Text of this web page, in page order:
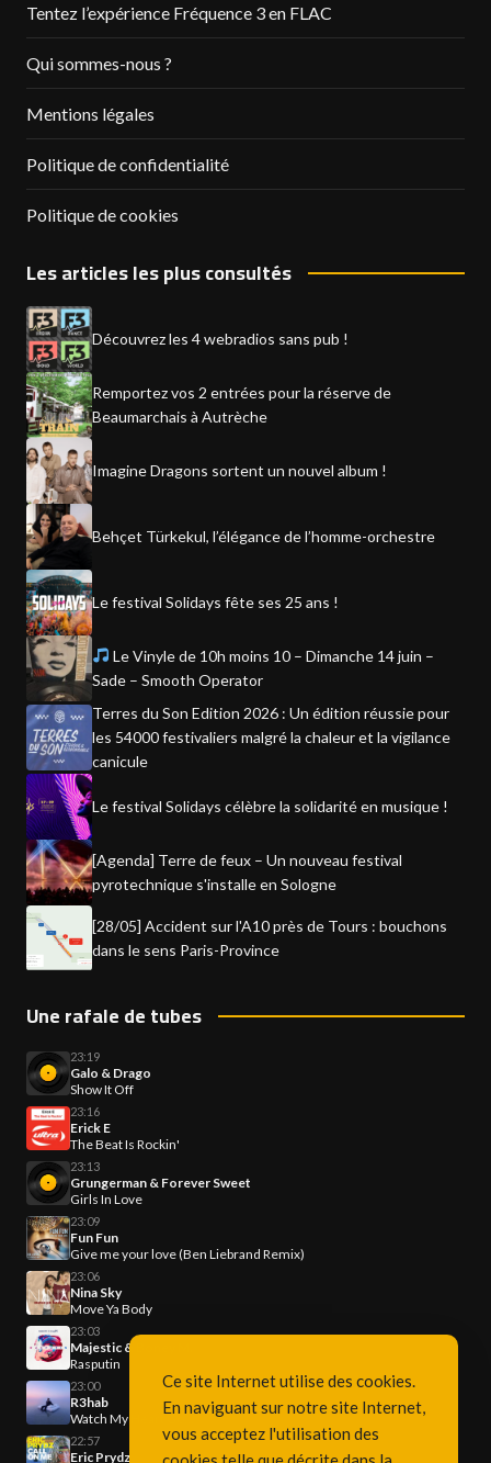
Tentez l’expérience Fréquence 3 en FLAC
Qui sommes-nous ?
Mentions légales
Politique de confidentialité
Politique de cookies
Les articles les plus consultés
Découvrez les 4 webradios sans pub !
Remportez vos 2 entrées pour la réserve de
Beaumarchais à Autrèche
Imagine Dragons sortent un nouvel album !
Behçet Türkekul, l’élégance de l’homme-orchestre
Le festival Solidays fête ses 25 ans !
Le Vinyle de 10h moins 10 – Dimanche 14 juin –
Sade – Smooth Operator
Terres du Son Edition 2026 : Un édition réussie pour
les 54000 festivaliers malgré la chaleur et la vigilance
canicule
Le festival Solidays célèbre la solidarité en musique !
[Agenda] Terre de feux – Un nouveau festival
pyrotechnique s'installe en Sologne
[28/05] Accident sur l'A10 près de Tours : bouchons
dans le sens Paris-Province
Une rafale de tubes
23:19
Galo & Drago
Show It Off
23:16
Erick E
The Beat Is Rockin'
23:13
Grungerman & Forever Sweet
Girls In Love
23:09
Fun Fun
Give me your love (Ben Liebrand Remix)
23:06
Nina Sky
Move Ya Body
23:03
Majestic & Boney M.
Rasputin
23:00
R3hab
Watch My Heart Go...
22:57
Eric Prydz
Ce site Internet utilise des cookies.
En naviguant sur notre site Internet,
vous acceptez l'utilisation des